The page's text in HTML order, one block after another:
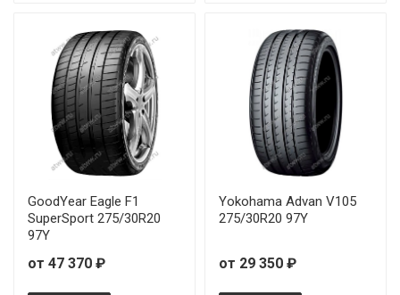
GoodYear Eagle F1
SuperSport 275/30R20
97Y
от 47 370 ₽
Yokohama Advan V105
275/30R20 97Y
от 29 350 ₽